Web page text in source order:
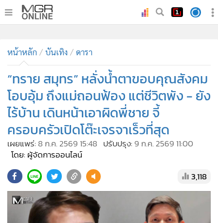
• ทันเหตุการณ์
• ภาคใต้
ภูมิภาค
• Online Section
• บันเทิง
• ผู้จัดการรายวัน
• คอลัมนิสต์
ละคร
• CbizReview
Cyber BIZ
ผู้จัดกวน
Good health & Well-being
หน้าหลัก บันเทิง ดารา
“ทราย สมุทร” หลั่งน้ำตาขอบคุณสังคม
โอบอุ้ม ถึงแม่ถอนฟ้อง แต่ชีวิตพัง - ยัง
ไร้บ้าน เดินหน้าเอาผิดพี่ชาย จี้
ครอบครัวเปิดโต๊ะเจรจาเร็วที่สุด
เผยแพร่:8 ก.ค. 2569 15:48ปรับปรุง:
9 ก.ค. 2569 11:00
โดย: ผู้จัดการออนไลน์